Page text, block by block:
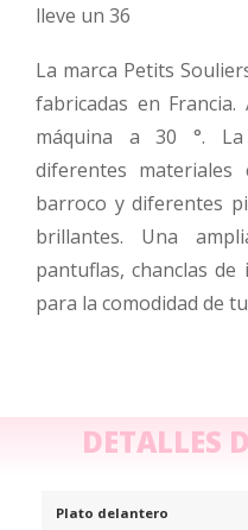
lleve un 36
La marca Petits
fabricadas en
máquina a 30 °.
diferentes materiales
barroco y diferentes
brillantes. Una
pantuflas, chanclas
para la comodidad de
DETALLES
Plato delantero